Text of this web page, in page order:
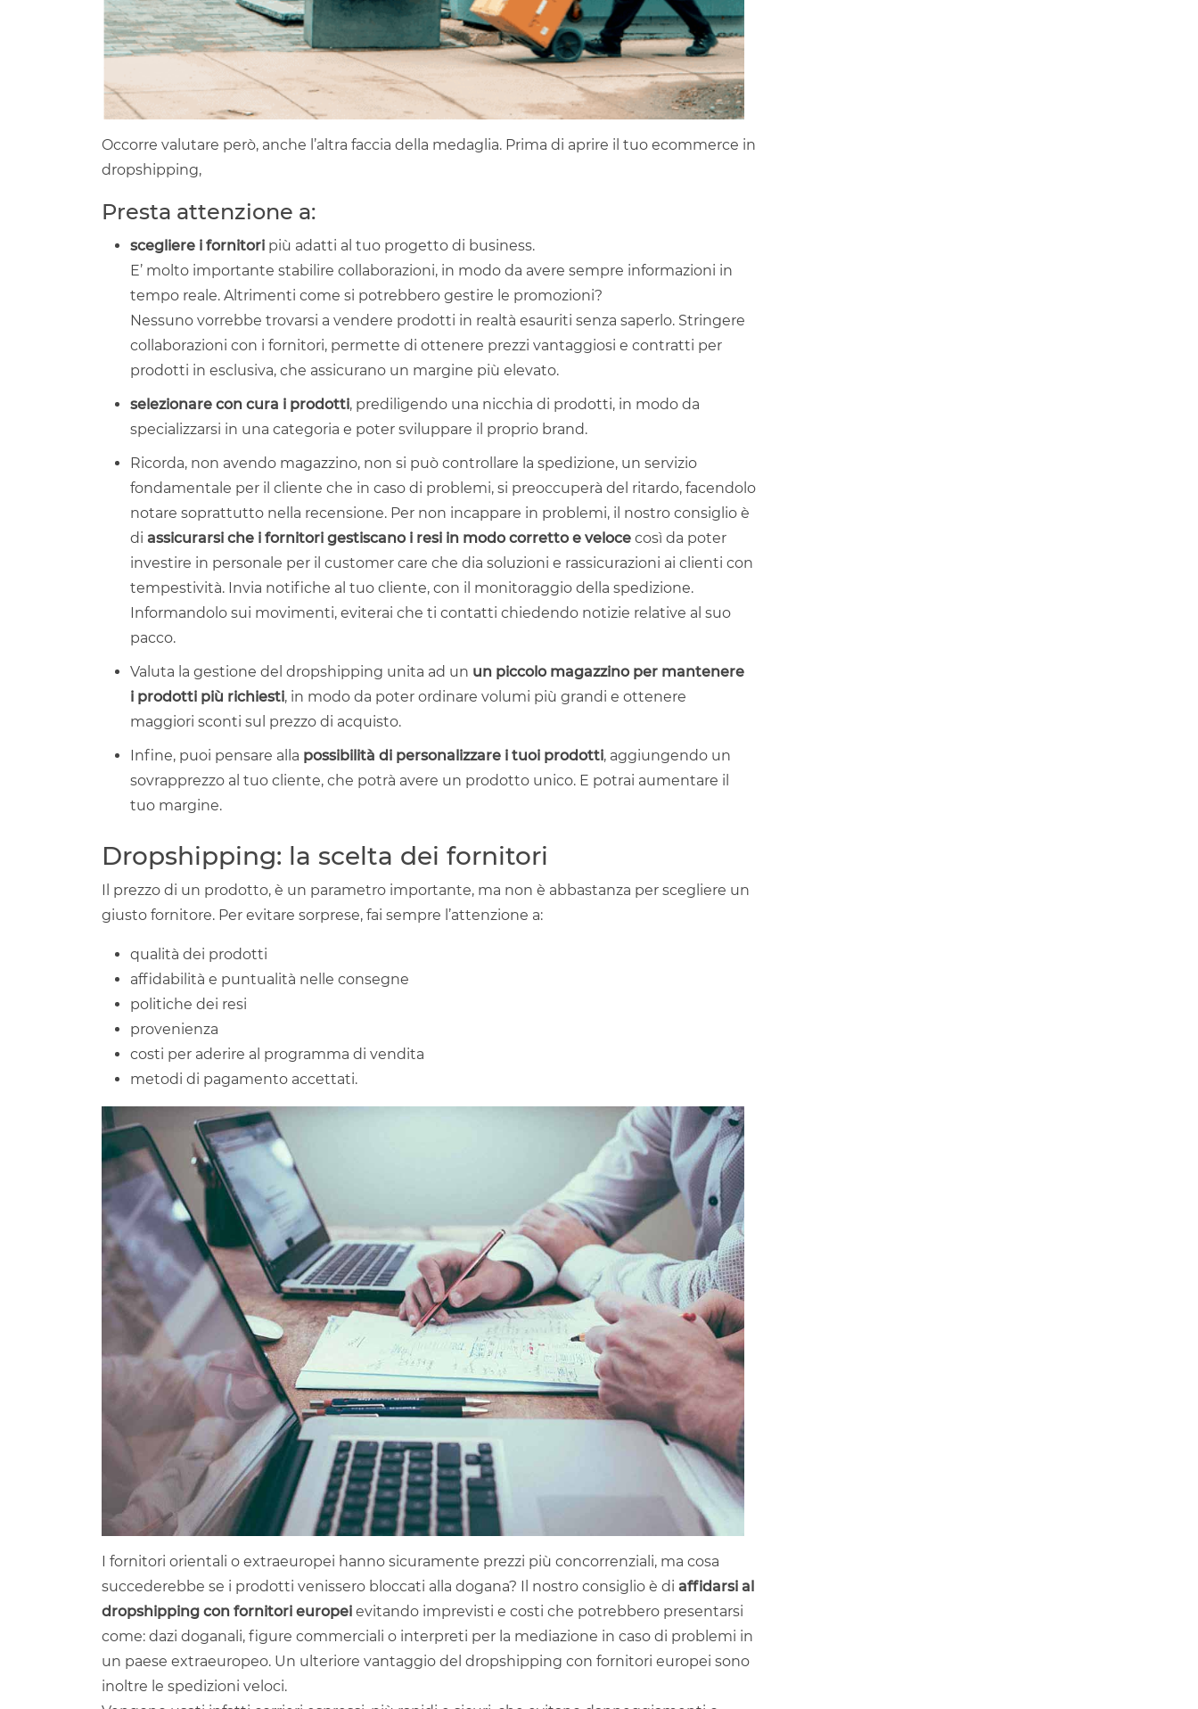
Occorre valutare però, anche l’altra faccia della medaglia. Prima di aprire il tuo ecommerce in
dropshipping,
Presta attenzione a:
scegliere i fornitori più adatti al tuo progetto di business.
E’ molto importante stabilire collaborazioni, in modo da avere sempre informazioni in
tempo reale. Altrimenti come si potrebbero gestire le promozioni?
Nessuno vorrebbe trovarsi a vendere prodotti in realtà esauriti senza saperlo. Stringere
collaborazioni con i fornitori, permette di ottenere prezzi vantaggiosi e contratti per
prodotti in esclusiva, che assicurano un margine più elevato.
selezionare con cura i prodotti, prediligendo una nicchia di prodotti, in modo da
specializzarsi in una categoria e poter sviluppare il proprio brand.
Ricorda, non avendo magazzino, non si può controllare la spedizione, un servizio
fondamentale per il cliente che in caso di problemi, si preoccuperà del ritardo, facendolo
notare soprattutto nella recensione. Per non incappare in problemi, il nostro consiglio è
di assicurarsi che i fornitori gestiscano i resi in modo corretto e veloce così da poter
investire in personale per il customer care che dia soluzioni e rassicurazioni ai clienti con
tempestività. Invia notifiche al tuo cliente, con il monitoraggio della spedizione.
Informandolo sui movimenti, eviterai che ti contatti chiedendo notizie relative al suo
pacco.
Valuta la gestione del dropshipping unita ad un un piccolo magazzino per mantenere
i prodotti più richiesti, in modo da poter ordinare volumi più grandi e ottenere
maggiori sconti sul prezzo di acquisto.
Infine, puoi pensare alla possibilità di personalizzare i tuoi prodotti, aggiungendo un
sovrapprezzo al tuo cliente, che potrà avere un prodotto unico. E potrai aumentare il
tuo margine.
Dropshipping: la scelta dei fornitori
Il prezzo di un prodotto, è un parametro importante, ma non è abbastanza per scegliere un
giusto fornitore. Per evitare sorprese, fai sempre l’attenzione a:
qualità dei prodotti
affidabilità e puntualità nelle consegne
politiche dei resi
provenienza
costi per aderire al programma di vendita
metodi di pagamento accettati.
I fornitori orientali o extraeuropei hanno sicuramente prezzi più concorrenziali, ma cosa
succederebbe se i prodotti venissero bloccati alla dogana? Il nostro consiglio è di affidarsi al
dropshipping con fornitori europei evitando imprevisti e costi che potrebbero presentarsi
come: dazi doganali, figure commerciali o interpreti per la mediazione in caso di problemi in
un paese extraeuropeo. Un ulteriore vantaggio del dropshipping con fornitori europei sono
inoltre le spedizioni veloci.